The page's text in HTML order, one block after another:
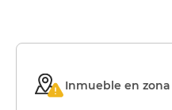
Inmueble en